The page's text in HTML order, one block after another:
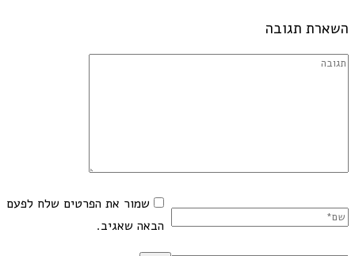
השארת תגובה
שמור את הפרטים שלח לפעם
הבאה שאגיב.